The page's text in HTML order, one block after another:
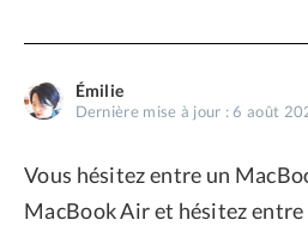
BuhoLaunchpad
Support
Conditions générales
Émilie
Dernière mise à jour : 6 août
Vous hésitez entre un
MacBook Air et hésitez